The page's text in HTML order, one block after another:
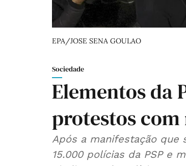
EPA/JOSE SENA GOULAO
Sociedade
Elementos da
protestos
Após a manifestação que
15.000 polícias da PSP e